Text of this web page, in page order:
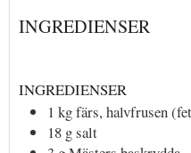
INGREDIENSER
INGREDIENSER
1 kgfärs, halvfrusen
18 gsalt